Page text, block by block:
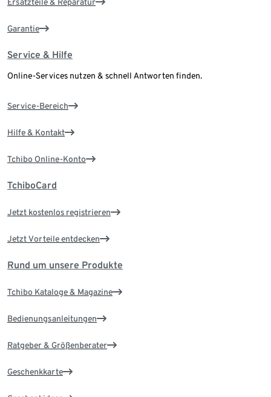
Ersatzteile & Reparatur
Garantie
Service & Hilfe
Online-Services nutzen & schnell Antworten finden.
Service-Bereich
Hilfe & Kontakt
Tchibo Online-Konto
TchiboCard
Jetzt kostenlos registrieren
Jetzt Vorteile entdecken
Rund um unsere Produkte
Tchibo Kataloge & Magazine
Bedienungsanleitungen
Ratgeber & Größenberater
Geschenkkarte